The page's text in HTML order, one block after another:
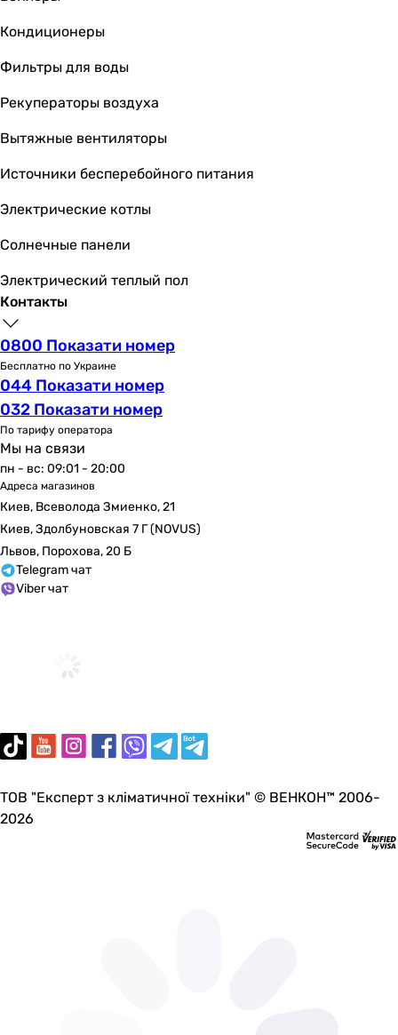
Кондиционеры
Фильтры для воды
Рекуператоры воздуха
Вытяжные вентиляторы
Источники бесперебойного питания
Электрические котлы
Солнечные панели
Электрический теплый пол
Контакты
0800 Показати номер
Бесплатно по Украине
044 Показати номер
032 Показати номер
По тарифу оператора
Мы на связи
пн - вс: 09:01 - 20:00
Адреса магазинов
Киев, Всеволода Змиенко, 21
Киев, Здолбуновская 7 Г (NOVUS)
Львов, Порохова, 20 Б
Telegram чат
Viber чат
ТОВ "Експерт з кліматичної техніки" © ВЕНКОН™ 2006-
2026